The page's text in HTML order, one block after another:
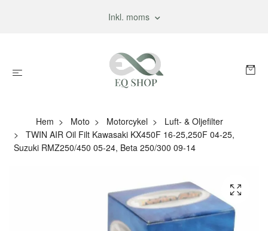
Inkl. moms
Hem Moto Motorcykel
Luft- & Oljefilter
TWIN AIR Oil Filt Kawasaki KX450F 16-25,250F 04-25,
Suzuki RMZ250/450 05-24, Beta 250/300 09-14